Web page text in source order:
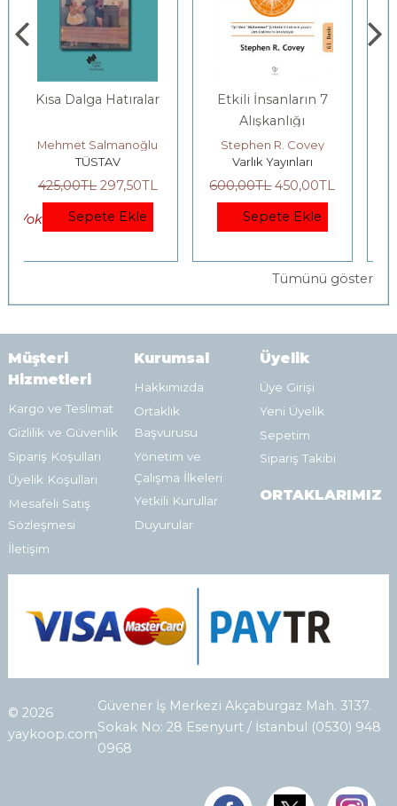
Etkili İnsanların 7
Stephen R. Covey
Varlık Yayınları
600,00TL 450,00
Sepete Ekle
Gençlerle Baş Başa:
Felsefenin
Bahçesinde
Yıldız Silier
Yordam Kitap
200,00TL 140,00TL
Sepete Ekle
Tümünü göster
Müşteri
Hizmetleri
Kargo ve Teslimat
Gizlilik ve Güvenlik
Sipariş Koşulları
Üyelik Koşulları
Mesafeli Satış
Sözleşmesi
İletişim
Kurumsal
Hakkımızda
Ortaklık
Başvurusu
Yönetim ve
Çalışma İlkeleri
Yetkili Kurullar
Duyurular
Üyelik
Üye Girişi
Yeni Üyelik
Sepetim
Sipariş Takibi
ORTAKLARIMIZ
© 2026
yaykoop.com
Güvener İş Merkezi Akçaburgaz Mah. 3137.
Sokak No: 28 Esenyurt / İstanbul (0530) 948
0968